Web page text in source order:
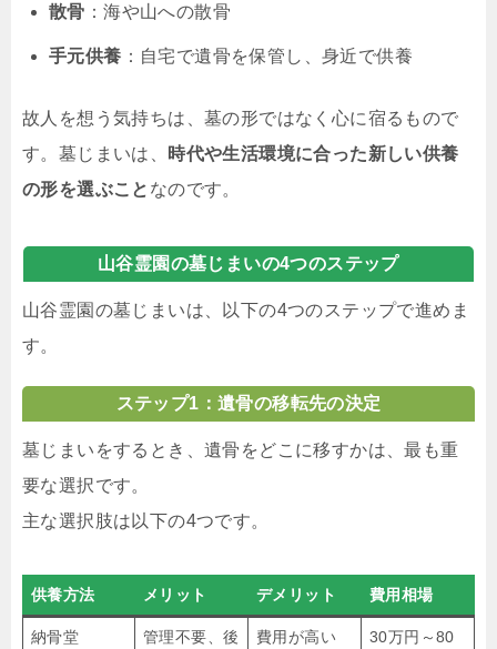
散骨 ：海や山への散骨
手元供養 ：自宅で遺骨を保管し、身近で供養
故人を想う気持ちは、墓の形ではなく心に宿るもので
す。墓じまいは、
時代や生活環境に合った新しい供養
の形を選ぶこと なのです。
山谷霊園の墓じまいの4つのステップ
山谷霊園の墓じまいは、以下の4つのステップで進めま
す。
ステップ1：遺骨の移転先の決定
墓じまいをするとき、遺骨をどこに移すかは、最も重
要な選択です。
主な選択肢は以下の4つです。
供養方法 メリット デメリット 費用相場
納骨堂
管理不要、後
費用が高い
30万円～80